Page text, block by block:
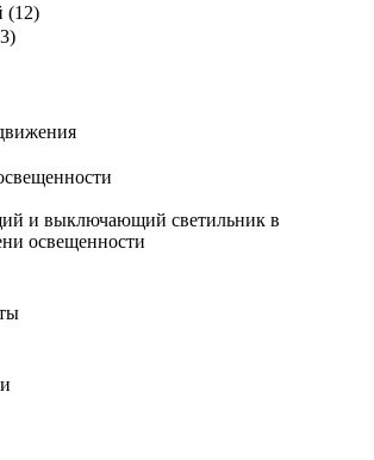
(12)
3)
и выключающий светильник в
освещенности